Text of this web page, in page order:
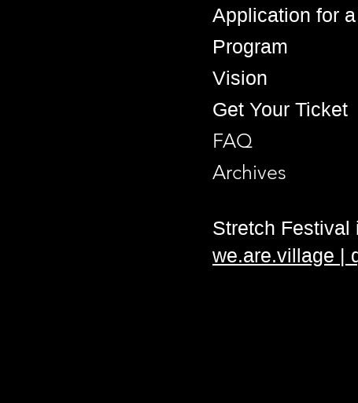
Application for
Program
Vision
Get Your Ticket
FAQ
Archives
Stretch Festival
we.are.village |